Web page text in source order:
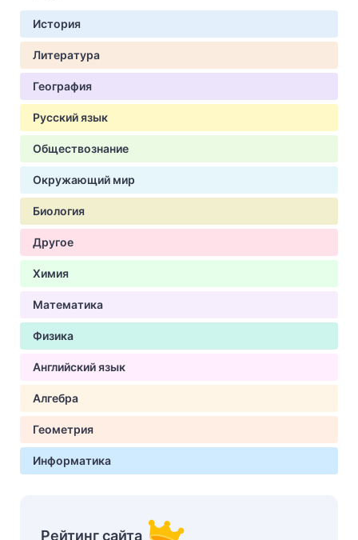
История
Литература
География
Русский язык
Обществознание
Окружающий мир
Биология
Другое
Химия
Математика
Физика
Английский язык
Алгебра
Геометрия
Информатика
Рейтинг сайта